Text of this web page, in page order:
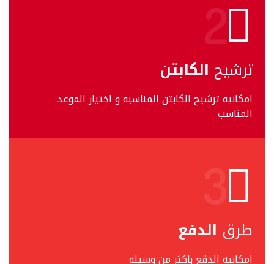
ترشيح الكابتن
امكانيه ترشيح الكابتن المناسبه و اختيار الموعد
المناسب
طرق الدفع
امكانيه الدقع باكثر من وسيله